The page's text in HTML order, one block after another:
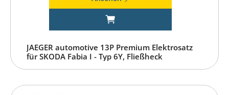
JAEGER automotive 13P Premium Elektrosatz
für SKODA Fabia I - Typ 6Y, Fließheck